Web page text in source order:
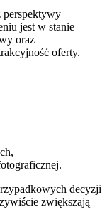
perspektywy
jest w stanie
oraz
oferty.
decyzji
zwiększają